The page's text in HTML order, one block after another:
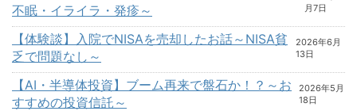
不眠・イライラ・発疹～
月7日
【体験談】入院でNISAを売却したお話～NISA貧
乏で問題なし～
2026年6月
13日
【AI・半導体投資】ブーム再来で盤石か！？～お
すすめの投資信託～
2026年5月
18日